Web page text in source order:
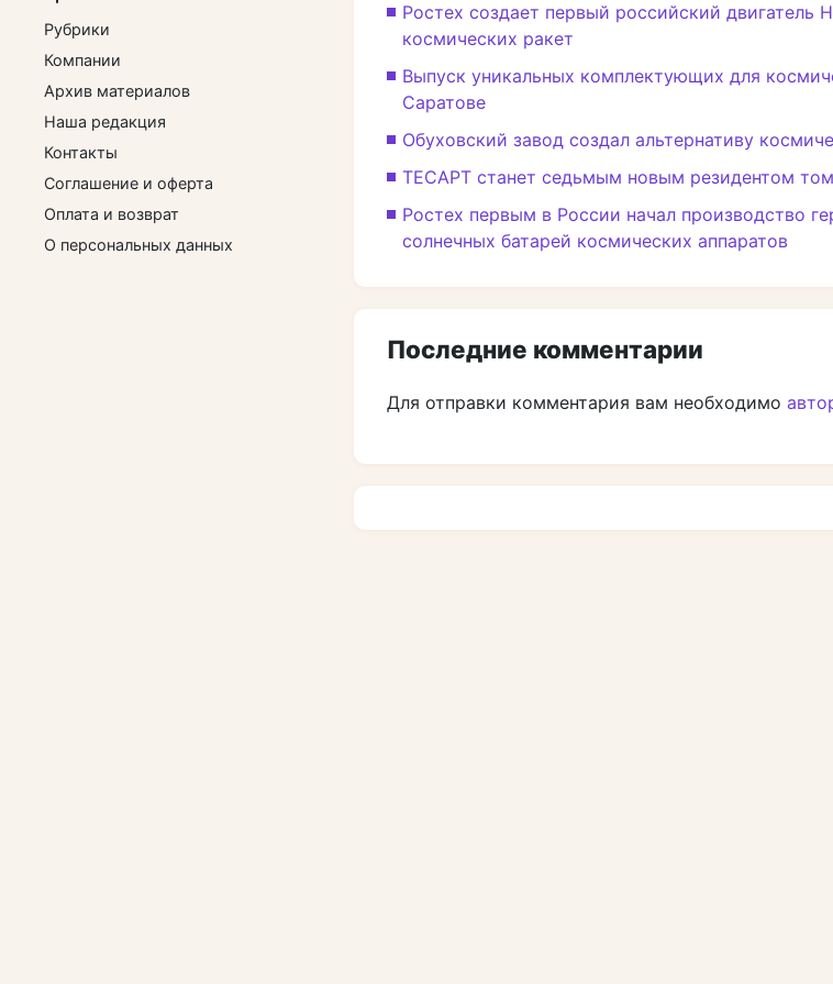
Ростех создает первый российский двигатель
космических ракет
Выпуск уникальных комплектующих для
Саратове
Обуховский завод создал альтернативу
ТЕСАРТ станет седьмым новым резидентом
Ростех первым в России начал производство
солнечных батарей космических аппаратов
Последние комментарии
Для отправки комментария вам необходимо
Рубрики
Компании
Архив материалов
Наша редакция
Контакты
Соглашение и оферта
Оплата и возврат
О персональных данных